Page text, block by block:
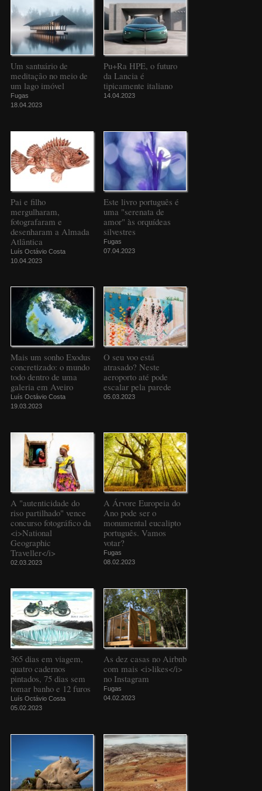
Um santuário de
meditação no meio de
um lago imóvel
Fugas
18.04.2023
Pu+Ra HPE, o futuro
da Lancia é
tipicamente italiano
14.04.2023
Pai e filho
mergulharam,
fotografaram e
desenharam a Almada
Atlântica
Luís Octávio Costa
10.04.2023
Este livro português é
uma "serenata de
amor" às orquídeas
silvestres
Fugas
07.04.2023
Mais um sonho Exodus
concretizado: o mundo
todo dentro de uma
galeria em Aveiro
Luís Octávio Costa
19.03.2023
O seu voo está
atrasado? Neste
aeroporto até pode
escalar pela parede
05.03.2023
A "autenticidade do
riso partilhado" vence
concurso fotográfico da
<i>National
Geographic
Traveller</i>
02.03.2023
A Árvore Europeia do
Ano pode ser o
monumental eucalipto
português. Vamos
votar?
Fugas
08.02.2023
365 dias em viagem,
quatro cadernos
pintados, 75 dias sem
tomar banho e 12 furos
Luís Octávio Costa
05.02.2023
As dez casas no Airbnb
com mais <i>likes</i>
no Instagram
Fugas
04.02.2023